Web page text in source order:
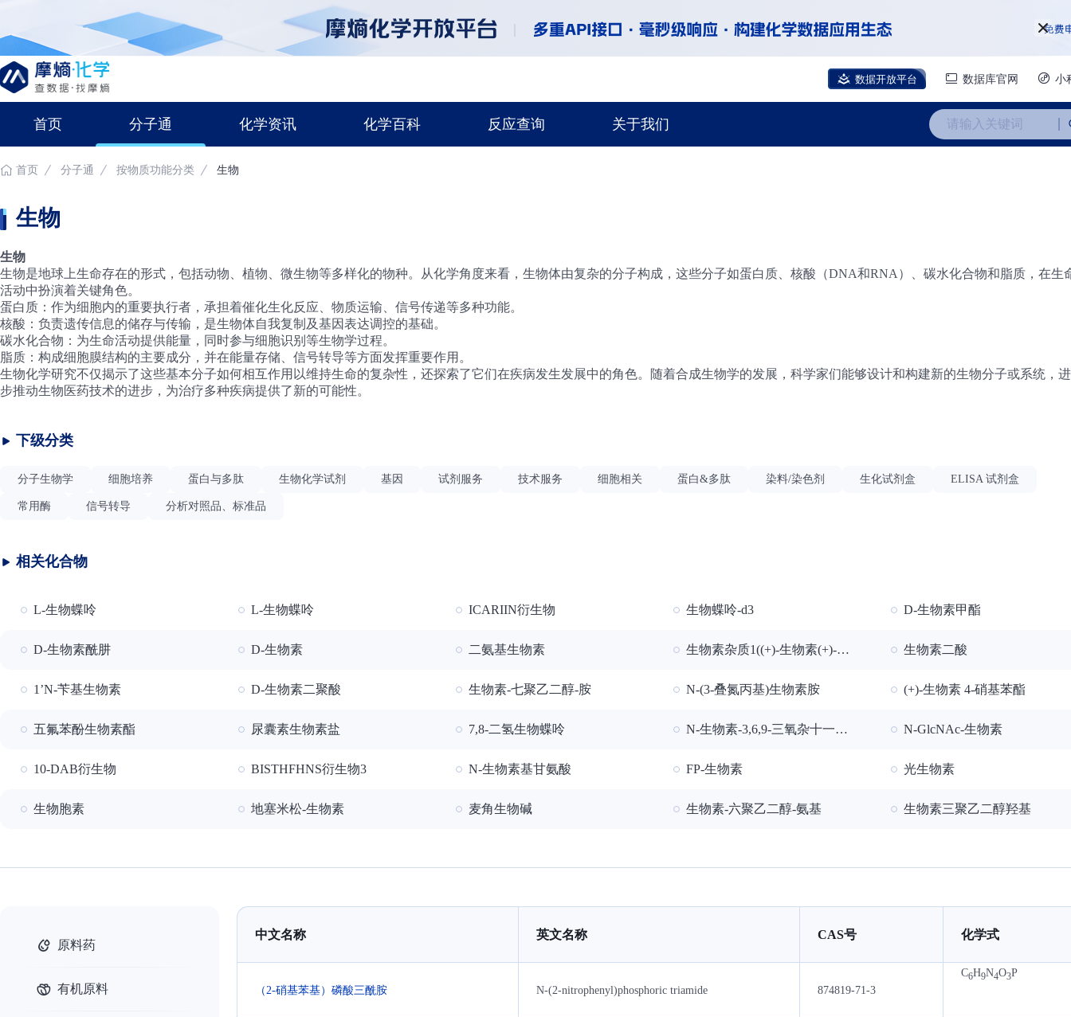
数据开放平台 数据库官网 小
首页 分子通 化学资讯 化学百科 反应查询 关于我们 请输入关键词
首页 分子通 按物质功能分类 生物
生物
生物
生物是地球上生命存在的形式，包括动物、植物、微生物等多样化的物种。从化学角度来看，生物体由复杂的分子构成，这些分子如蛋白质、核酸（DNA和RNA）、碳水化合物和脂质，在生
活动中扮演着关键角色。
蛋白质 ：作为细胞内的重要执行者，承担着催化生化反应、物质运输、信号传递等多种功能。
核酸 ：负责遗传信息的储存与传输，是生物体自我复制及基因表达调控的基础。
碳水化合物 ：为生命活动提供能量，同时参与细胞识别等生物学过程。
脂质 ：构成细胞膜结构的主要成分，并在能量存储、信号转导等方面发挥重要作用。
生物化学研究不仅揭示了这些基本分子如何相互作用以维持生命的复杂性，还探索了它们在疾病发生发展中的角色。随着合成生物学的发展，科学家们能够设计和构建新的生物分子或系统，
步推动生物医药技术的进步，为治疗多种疾病提供了新的可能性。
下级分类
分子生物学 细胞培养 蛋白与多肽 生物化学试剂 基因 试剂服务 技术服务 细胞相关 蛋白&多肽 染料/染色剂 生化试剂盒 ELISA 试剂盒
常用酶 信号转导 分析对照品、标准品
相关化合物
L-生物蝶呤 L-生物蝶呤 ICARIIN衍生物 生物蝶呤-d3 D-生物素甲酯
D-生物素酰肼 D-生物素 二氨基生物素 生物素杂质1((+)-生物素(+)-亚砜) 生物素二酸
1’N-苄基生物素 D-生物素二聚酸 生物素-七聚乙二醇-胺 N-(3-叠氮丙基)生物素胺 (+)-生物素 4-硝基苯酯
五氟苯酚生物素酯 尿囊素生物素盐 7,8-二氢生物蝶呤 N-生物素-3,6,9-三氧杂十一烷-1,11-二胺 N-GlcNAc-生物素
10-DAB衍生物 BISTHFHNS衍生物3 N-生物素基甘氨酸 FP-生物素 光生物素
生物胞素 地塞米松-生物素 麦角生物碱 生物素-六聚乙二醇-氨基 生物素三聚乙二醇羟基
原料药
有机原料
中文名称 英文名称 CAS号 化学式
（2-硝基苯基）磷酸三酰胺 N-(2-nitrophenyl)phosphoric triamide 874819-71-3
C6H9N4O3P